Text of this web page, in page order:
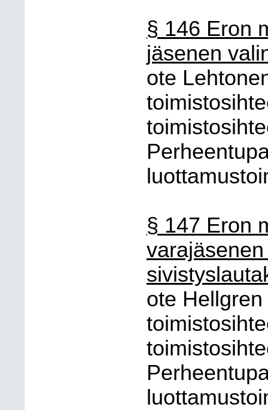
§ 146 Eron
jäsenen
ote
§ 147 Eron
ote